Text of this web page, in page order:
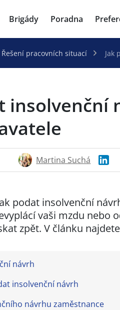
Brigády Poradna
Řešení pracovních situací Jak
insolvenční
Martina Suchá
podat insolvenční
vaši mzdu nebo
zpět. V článku
návrh
insolvenční návrh
návrhu zaměstnance